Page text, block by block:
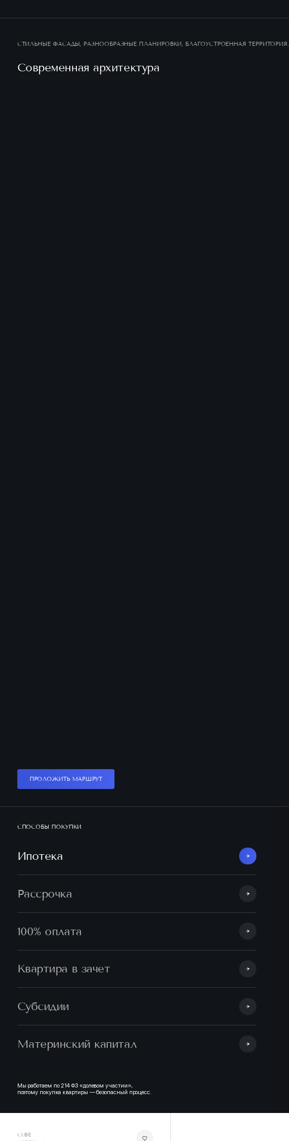
СТИЛЬНЫЕ ФАСАДЫ, РАЗНООБРАЗНЫЕ ПЛАНИРОВКИ, БЛАГОУСТРОЕННАЯ ТЕРРИТОРИЯ.
Современная архитектура
ПРОЛОЖИТЬ МАРШРУТ
СПОСОБЫ ПОКУПКИ
Ипотека
Рассрочка
100% оплата
Квартира в зачет
Субсидии
Материнский капитал
Мы работаем по 214 ФЗ «долевом участии»,
поэтому покупка квартиры — безопасный процесс.
CUBE